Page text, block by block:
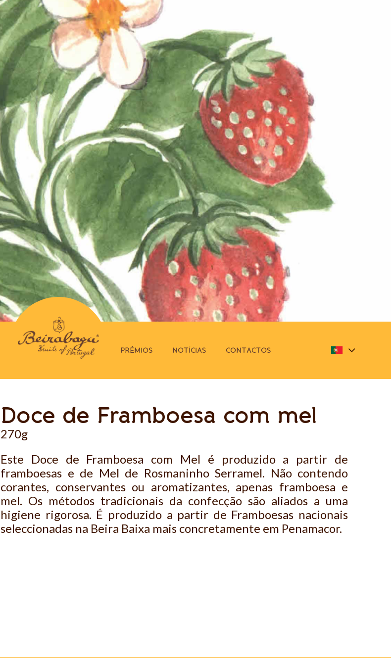
PRÉMIOS NOTÍCIAS CONTACTOS
Doce de Framboesa com mel
270g
Este Doce de Framboesa com Mel é produzido a partir de
framboesas e de Mel de Rosmaninho Serramel. Não contendo
corantes, conservantes ou aromatizantes, apenas framboesa e
mel. Os métodos tradicionais da confecção são aliados a uma
higiene rigorosa. É produzido a partir de Framboesas nacionais
seleccionadas na Beira Baixa mais concretamente em Penamacor.